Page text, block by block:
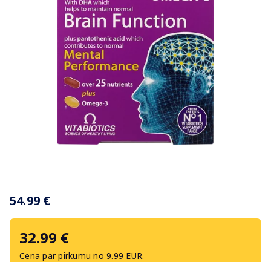
54.99 €
32.99 €
Cena par pirkumu no 9.99 EUR.